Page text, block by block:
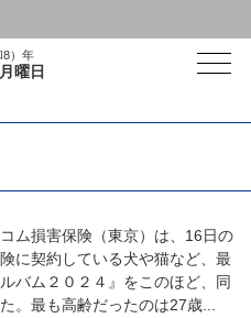
8）年
曜日
ム損害保険（東京）は、16日の
に契約している犬や猫など、最
バム２０２４』をこのほど、同
。最も高齢だったのは27歳...